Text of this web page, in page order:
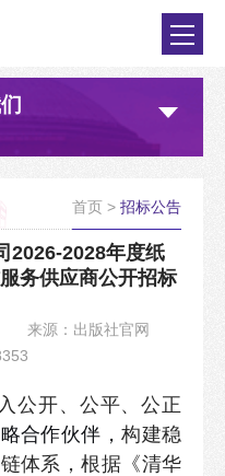
首页 > 招标公告
2026-2028年度纸
务供应商公开招标
来源：出版社官网
公开、公平、公正
合作伙伴，构建稳
体系，根据《清华